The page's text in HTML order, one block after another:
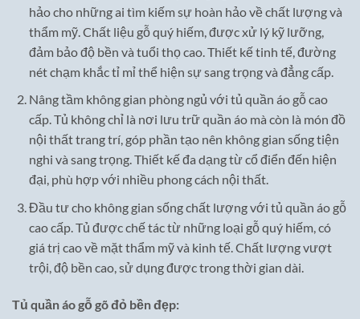
hảo cho những ai tìm kiếm sự hoàn hảo về chất lượng và
thẩm mỹ. Chất liệu gỗ quý hiếm, được xử lý kỹ lưỡng,
đảm bảo độ bền và tuổi thọ cao. Thiết kế tinh tế, đường
nét chạm khắc tỉ mỉ thể hiện sự sang trọng và đẳng cấp.
Nâng tầm không gian phòng ngủ với tủ quần áo gỗ cao
cấp. Tủ không chỉ là nơi lưu trữ quần áo mà còn là món đồ
nội thất trang trí, góp phần tạo nên không gian sống tiện
nghi và sang trọng. Thiết kế đa dạng từ cổ điển đến hiện
đại, phù hợp với nhiều phong cách nội thất.
Đầu tư cho không gian sống chất lượng với tủ quần áo gỗ
cao cấp. Tủ được chế tác từ những loại gỗ quý hiếm, có
giá trị cao về mặt thẩm mỹ và kinh tế. Chất lượng vượt
trội, độ bền cao, sử dụng được trong thời gian dài.
Tủ quần áo gỗ gõ đỏ bền đẹp: